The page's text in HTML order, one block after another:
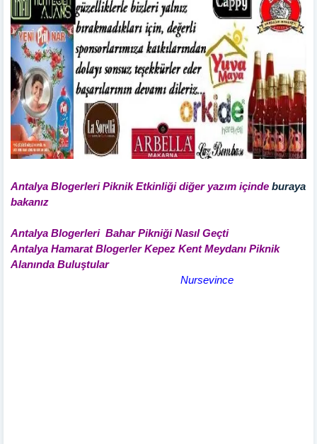
Antalya Blogerleri Piknik Etkinliği diğer yazım içinde buraya
bakanız
Antalya Blogerleri Bahar Pikniği Nasıl Geçti
Antalya Hamarat Blogerler Kepez Kent Meydanı Piknik
Alanında Buluştular
Nursevince